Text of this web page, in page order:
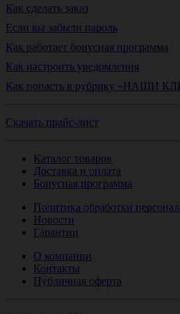
Как сделать заказ
Если вы забыли пароль
Как работает бонусная программа
Как настроить уведомления
Как попасть в рубрику «НАШИ
Скачать прайс-лист
Каталог товаров
Доставка и оплата
Бонусная программа
Политика обработки
Новости
Гарантии
О компании
Контакты
Публичная оферта